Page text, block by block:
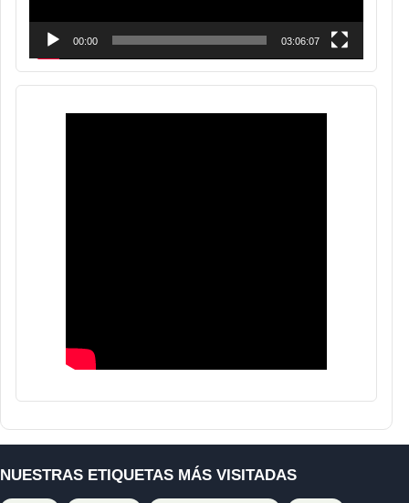
00:00 03:06:07
NUESTRAS ETIQUETAS MÁS VISITADAS